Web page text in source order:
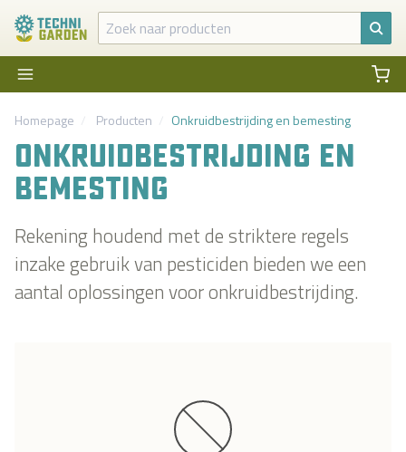
Homepage Producten Onkruidbestrijding en bemesting
ONKRUIDBESTRIJDING EN
BEMESTING
Rekening houdend met de striktere regels
inzake gebruik van pesticiden bieden we een
aantal oplossingen voor onkruidbestrijding.